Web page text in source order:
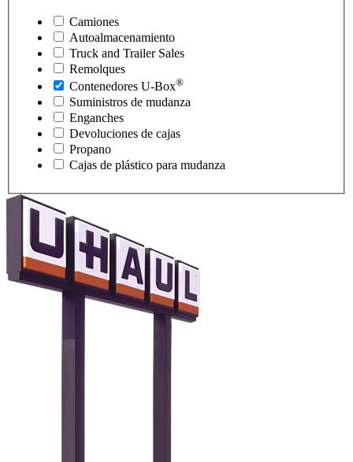
Camiones
Autoalmacenamiento
Truck and Trailer Sales
Remolques
Contenedores U-Box®
Suministros de mudanza
Enganches
Devoluciones de cajas
Propano
Cajas de plástico para mudanza